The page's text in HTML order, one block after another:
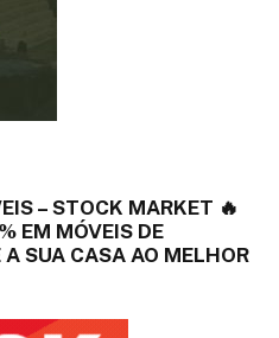
– STOCK MARKET 🔥
EM MÓVEIS DE
A SUA CASA AO MELHOR